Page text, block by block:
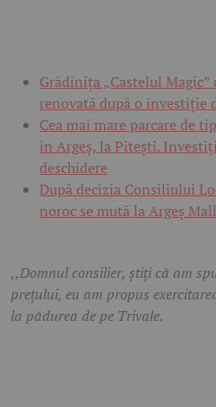
Grădinița „Castelul
renovată după o investiție
Cea mai mare parcare de
în Argeș, la Pitești.
deschidere
După decizia Consiliului
noroc se mută la Argeș Mall
,,Domnul consilier, știți că am
prețului, eu am propus
la pădurea de pe Trivale.